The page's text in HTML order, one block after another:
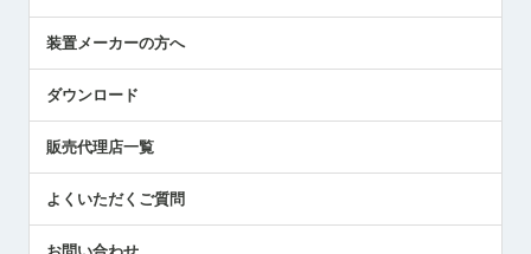
採用情報
国/地域/言語
エアマイクロセンサ製品
メトロールの技術
社員ブログ
中小企業のBCP地震対策
センサのテクニカルガイド
社長ブログ
装置メーカーの方へ
ダウンロード
販売代理店一覧
よくいただくご質問